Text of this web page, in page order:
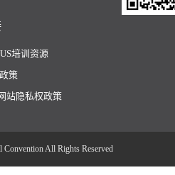
培训资源
策
站隐私权政策
Convention All Rights Reserved